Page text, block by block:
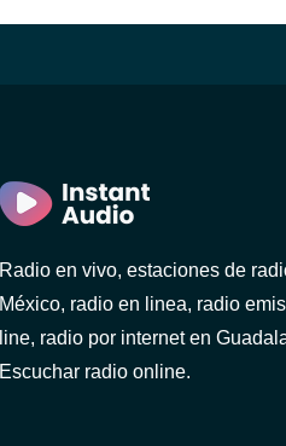
Radio en vivo, estaciones de
México, radio en linea, radio
line, radio por internet en
Escuchar radio online.